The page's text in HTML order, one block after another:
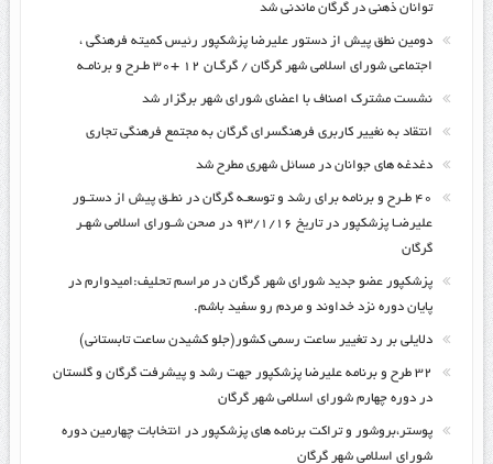
توانان ذهنی در گرگان ماندنی شد
دومین نطق پیش از دستور علیرضا پزشکپور رئیس کمیته فرهنگی ،
اجتماعی شورای اسلامی شهر گرگان / گرگـان ۱۲ +۳۰ طـرح و برنامـه
نشست مشترک اصناف با اعضای شورای شهر برگزار شد
انتقاد به نغییر کاربری فرهنگسرای گرگان به مجتمع فرهنگی تجاری
دغدغه های جوانان در مسائل شهری مطرح شد
۴۰ طـرح و برنامه برای رشد و توسعـه گرگان در نطـق پیش از دستـور
علیرضـا پزشکپور در تاریخ ۹۳/۱/۱۶ در صحن شـورای اسلامی شهـر
گرگان
پزشکپور عضو جدید شورای شهر گرگان در مراسم تحلیف:امیدوارم در
پایان دوره نزد خداوند و مردم رو سفید باشم.
دلایلی بر رد تغییر ساعت رسمی کشور(جلو کشیدن ساعت تابستانی)
۳۲ طرح و برنامه علیرضا پزشکپور جهت رشد و پیشرفت گرگان و گلستان
در دوره چهارم شورای اسلامی شهر گرگان
پوستر،بروشور و تراکت برنامه های پزشکپور در انتخابات چهارمین دوره
شورای اسلامی شهر گرگان